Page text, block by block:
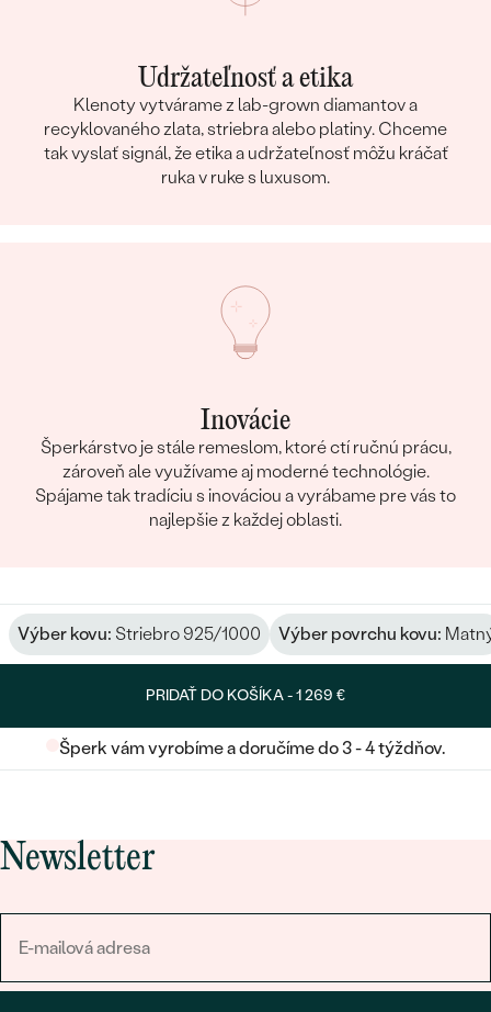
Udržateľnosť a etika
Klenoty vytvárame z lab-grown diamantov a
recyklovaného zlata, striebra alebo platiny. Chceme
tak vyslať signál, že etika a udržateľnosť môžu kráčať
ruka v ruke s luxusom.
Inovácie
Šperkárstvo je stále remeslom, ktoré ctí ručnú prácu,
zároveň ale využívame aj moderné technológie.
Spájame tak tradíciu s inováciou a vyrábame pre vás to
najlepšie z každej oblasti.
Výber kovu: Striebro 925/1000 Výber povrchu kovu:
PRIDAŤ DO KOŠÍKA -1 269 €
Šperk vám vyrobíme a doručíme do 3 - 4 týždňov.
Newsletter